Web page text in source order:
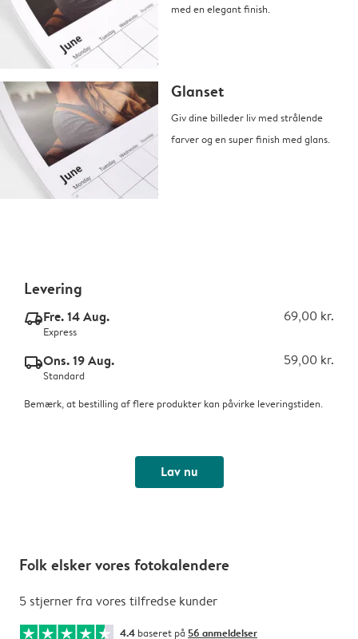
med en elegant finish.
Glanset
Giv dine billeder liv med strålende
farver og en super finish med glans.
Levering
delivery_express_v2Fre. 14 Aug. 69,00 kr.
Express
delivery_standard_v2Ons. 19 Aug. 59,00 kr.
Standard
Bemærk, at bestilling af flere produkter kan påvirke leveringstiden.
Lav nu
Folk elsker vores fotokalendere
5 stjerner fra vores tilfredse kunder
4.4 baseret på 56 anmeldelser